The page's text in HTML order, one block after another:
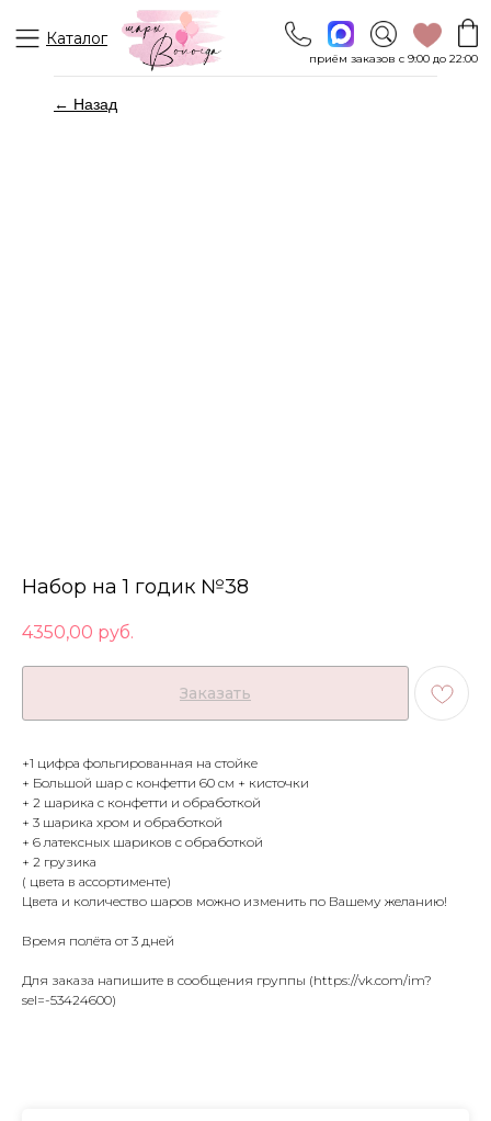
Каталог
приём заказов с 9:00 до 22:00
← Назад
Набор на 1 годик №38
4350,00 руб.
Заказать
+1 цифра фольгированная на стойке
+ Большой шар с конфетти 60 см + кисточки
+ 2 шарика с конфетти и обработкой
+ 3 шарика хром и обработкой
+ 6 латексных шариков с обработкой
+ 2 грузика
( цвета в ассортименте)
Цвета и количество шаров можно изменить по Вашему желанию!
Время полёта от 3 дней
Для заказа напишите в сообщения группы (https://vk.com/im?
sel=-53424600)